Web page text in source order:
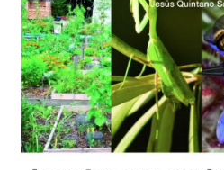
Semillas
Stevia
Cosmética Natural e Higiene